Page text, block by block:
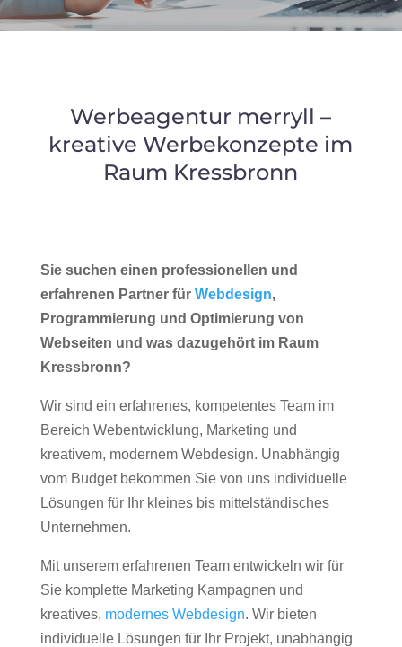
Werbeagentur merryll –
kreative Werbekonzepte im
Raum Kressbronn
Sie suchen einen professionellen und
erfahrenen Partner für Webdesign,
Programmierung und Optimierung von
Webseiten und was dazugehört im Raum
Kressbronn?
Wir sind ein erfahrenes, kompetentes Team im
Bereich Webentwicklung, Marketing und
kreativem, modernem Webdesign. Unabhängig
vom Budget bekommen Sie von uns individuelle
Lösungen für Ihr kleines bis mittelständisches
Unternehmen.
Mit unserem erfahrenen Team entwickeln wir für
Sie komplette Marketing Kampagnen und
kreatives, modernes Webdesign. Wir bieten
individuelle Lösungen für Ihr Projekt, unabhängig